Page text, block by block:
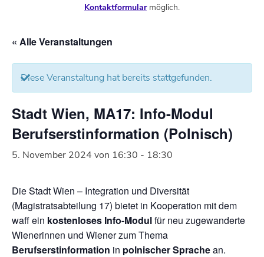
Kontaktformularmöglich.
« Alle Veranstaltungen
Diese Veranstaltung hat bereits stattgefunden.
Stadt Wien, MA17: Info-Modul
Berufserstinformation (Polnisch)
5. November 2024 von 16:30 - 18:30
Die Stadt Wien – Integration und Diversität
(Magistratsabteilung 17) bietet in Kooperation mit dem
waff ein kostenloses Info-Modulfür neu zugewanderte
Wienerinnen und Wiener zum Thema
Berufserstinformation in polnischer Sprachean.